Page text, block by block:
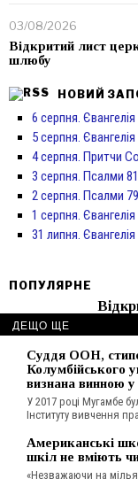
03/08/2026
Відкритий лист
шлюбу
НОВИЙ
6 серпня.
5 серпня.
4 серпня. Притчи
3 серпня. Псалми
2 серпня. Псалми
1 серпня.
31 липня.
ПОПУЛЯРНЕ
03/08/
14/07/
Друг
13/07/
ДЕЩО ЩЕ
Суддя ООН,
Колумбійського
визнана винною у
У 2017 році Мугамбе
Інституту вивчення
Американські
шкіл не вміють
«Незважаючи на